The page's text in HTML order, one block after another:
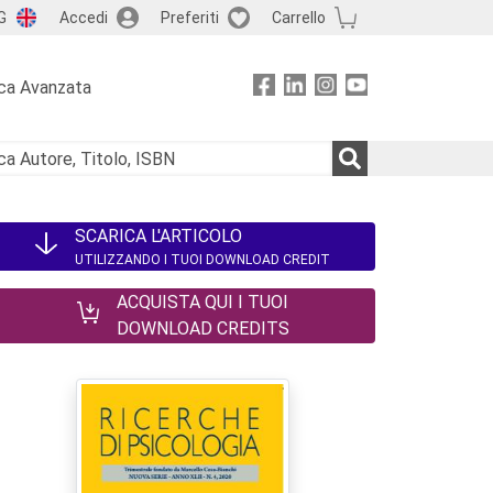
Accedi Preferiti Carrello
Avanzata
SCARICA L'ARTICOLO
UTILIZZANDO I TUOI DOWNLOAD CREDIT
ACQUISTA QUI I TUOI
DOWNLOAD CREDITS